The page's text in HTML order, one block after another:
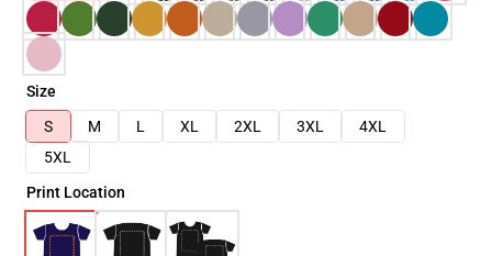
Size
S
M L XL 2XL 3XL
4XL
5XL
Print Location